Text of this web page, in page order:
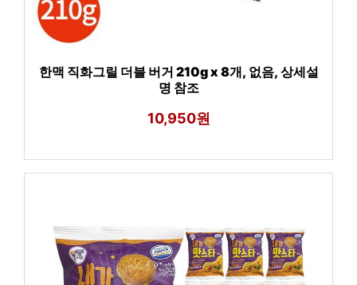
한맥 직화그릴 더블 버거 210g x 8개, 없음, 상세설
명 참조
10,950원